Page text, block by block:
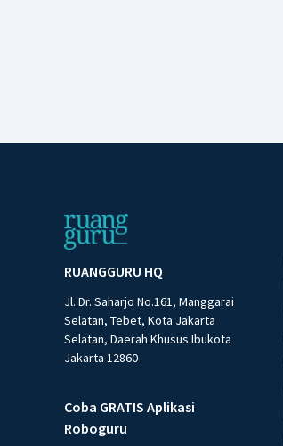
RUANGGURU HQ
Jl. Dr. Saharjo No.161, Manggarai
Selatan, Tebet, Kota Jakarta
Selatan, Daerah Khusus Ibukota
Jakarta 12860
Coba GRATIS Aplikasi
Roboguru